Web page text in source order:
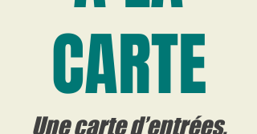
CARTE
Une carte d’entrées,